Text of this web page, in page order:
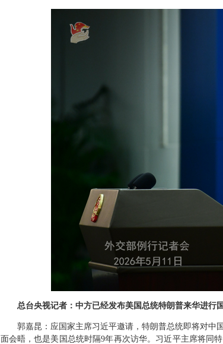
总台央视记者：中方已经发布美国总统特朗普来华进行
郭嘉昆：应国家主席习近平邀请，特朗普总统即将对中
面会晤，也是美国总统时隔9年再次访华。习近平主席将同